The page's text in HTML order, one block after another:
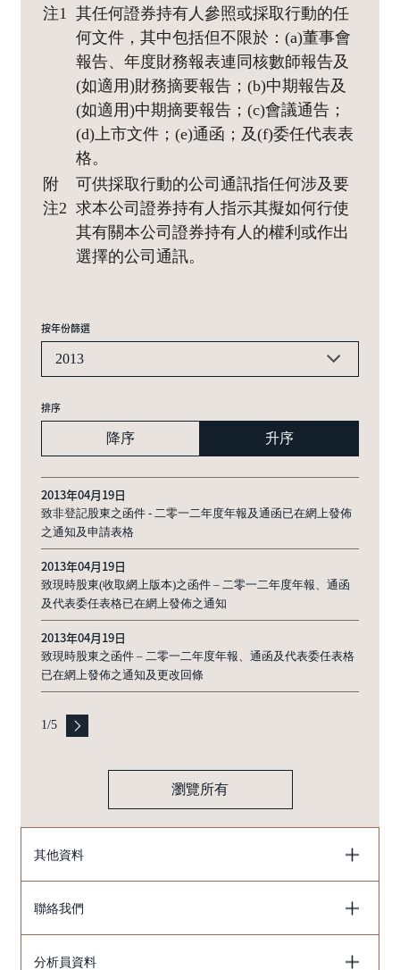
注1 其任何證券持有人參照或採取行動的任
何文件，其中包括但不限於：(a)董事會
報告、年度財務報表連同核數師報告及
(如適用)財務摘要報告；(b)中期報告及
(如適用)中期摘要報告；(c)會議通告；
(d)上市文件；(e)通函；及(f)委任代表表
格。
附
注2
可供採取行動的公司通訊指任何涉及要
求本公司證券持有人指示其擬如何行使
其有關本公司證券持有人的權利或作出
選擇的公司通訊。
按年份篩選
2013
排序
降序 升序
2013年04月19日
致非登記股東之函件 - 二零一二年度年報及通函已在網上發佈
之通知及申請表格
2013年04月19日
致現時股東(收取網上版本)之函件 – 二零一二年度年報、通函
及代表委任表格已在網上發佈之通知
2013年04月19日
致現時股東之函件 – 二零一二年度年報、通函及代表委任表格
已在網上發佈之通知及更改回條
1/5
瀏覽所有
其他資料
聯絡我們
分析員資料